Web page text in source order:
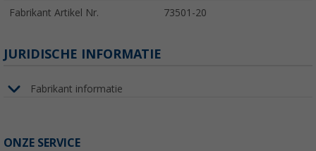
Fabrikant Artikel Nr. 73501-20
JURIDISCHE INFORMATIE
Fabrikant informatie
ONZE SERVICE